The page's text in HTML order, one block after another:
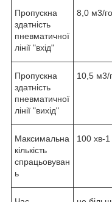
Пропускна
здатність
пневматичної
лінії "вхід"
8,0 м3/
Пропускна
здатність
пневматичної
лінії "вихід"
10,5 м3/
Максимальна
кількість
спрацьовуван
ь
100 хв-1